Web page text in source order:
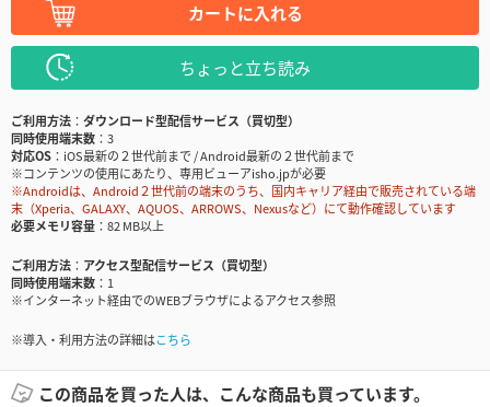
カートに入れる
ちょっと立ち読み
ご利用方法
ダウンロード型配信サービス（買切型）
同時使用端末数
3
対応OS
iOS最新の２世代前まで / Android最新の２世代前まで
※コンテンツの使用にあたり、専用ビューアisho.jpが必要
※Androidは、Android２世代前の端末のうち、国内キャリア経由で販売されている端
末（Xperia、GALAXY、AQUOS、ARROWS、Nexusなど）にて動作確認しています
必要メモリ容量
82 MB以上
ご利用方法
アクセス型配信サービス（買切型）
同時使用端末数
1
※インターネット経由でのWEBブラウザによるアクセス参照
※導入・利用方法の詳細はこちら
この商品を買った人は、こんな商品も買っています。